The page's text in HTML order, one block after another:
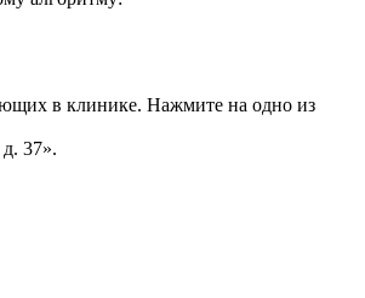
в клинике. Нажмите на одно из
37».